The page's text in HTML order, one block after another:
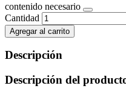
contenido necesario
Cantidad
Agregar al carrito
Descripción
Descripción del